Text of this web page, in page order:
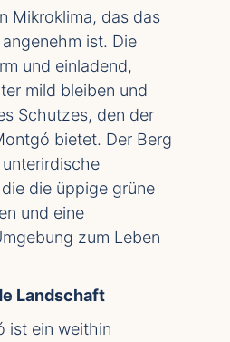
Mikroklima, das das
ist. Die
und einladend,
mild bleiben und
Schutzes, den der
bietet. Der Berg
die üppige grüne
und eine
zum Leben
Landschaft
ist ein weithin